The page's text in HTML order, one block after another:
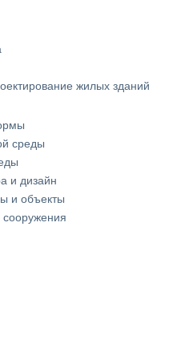
жилых зданий
среды
и дизайн
и объекты